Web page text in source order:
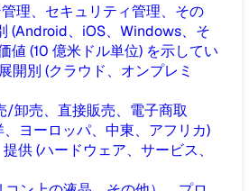
理、セキュリティ管理、その
(Android、iOS、Windows、そ
値 (10 億米ドル単位) を示してい
開別 (クラウド、オンプレミ
/卸売、直接販売、電子商取
ヨーロッパ、中東、アフリカ)
供 (ハードウェア、サービス、